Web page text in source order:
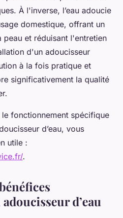
À l'inverse, l’eau adoucie
domestique, offrant un
et réduisant l'entretien
d'un adoucisseur
à la fois pratique et
significativement la qualité
fonctionnement spécifique
d’eau, vous
utile :
.
d’eau